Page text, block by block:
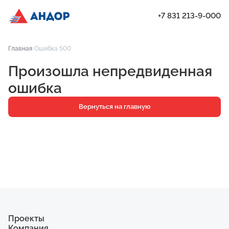
Проекты
Квартиры
Паркинг
Кладовые
+7 831 213-9-000
Главная Ошибка 500
Произошла непредвиденная
ошибка
Вернуться на главную
Проекты